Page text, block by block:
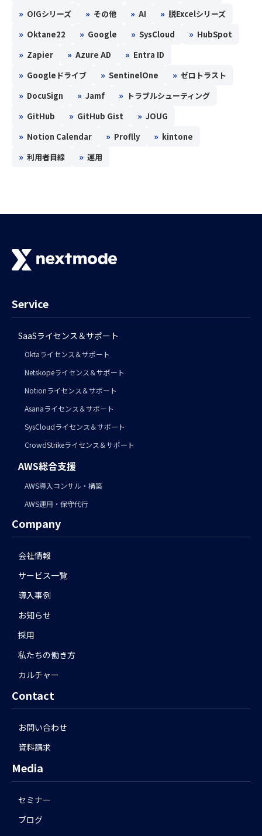
» OIGシリーズ » その他 » AI » 脱Excelシリーズ
» Oktane22 » Google » SysCloud » HubSpot
» Zapier » Azure AD » Entra ID
» Googleドライブ » SentinelOne » ゼロトラスト
» DocuSign » Jamf » トラブルシューティング
» GitHub » GitHub Gist » JOUG
» Notion Calendar » Proflly » kintone
» 利用者目線 » 運用
Service
SaaSライセンス＆サポート
Oktaライセンス＆サポート
Netskopeライセンス＆サポート
Notionライセンス＆サポート
Asanaライセンス＆サポート
SysCloudライセンス＆サポート
CrowdStrikeライセンス＆サポート
AWS総合支援
AWS導入コンサル・構築
AWS運用・保守代行
Company
会社情報
サービス一覧
導入事例
お知らせ
採用
私たちの働き方
カルチャー
Contact
お問い合わせ
資料請求
Media
セミナー
ブログ